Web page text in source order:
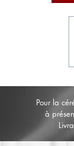
Pour la
à